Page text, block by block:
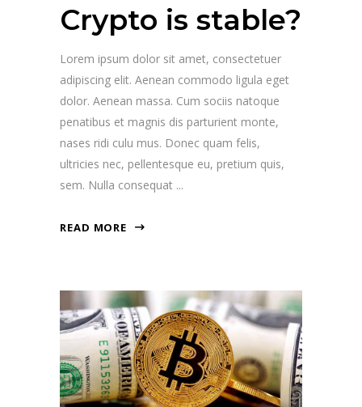
Crypto is stable?
Lorem ipsum dolor sit amet, consectetuer
adipiscing elit. Aenean commodo ligula eget
dolor. Aenean massa. Cum sociis natoque
penatibus et magnis dis parturient monte,
nases ridi culu mus. Donec quam felis,
ultricies nec, pellentesque eu, pretium quis,
sem. Nulla consequat
READ MORE